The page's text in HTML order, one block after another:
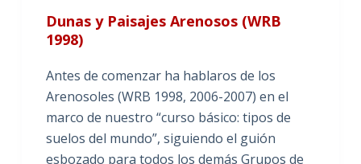
Dunas y Paisajes Arenosos (WRB
1998)
Antes de comenzar ha hablaros de los
Arenosoles (WRB 1998, 2006-2007) en el
marco de nuestro “curso básico: tipos de
suelos del mundo”, siguiendo el guión
esbozado para todos los demás Grupos de